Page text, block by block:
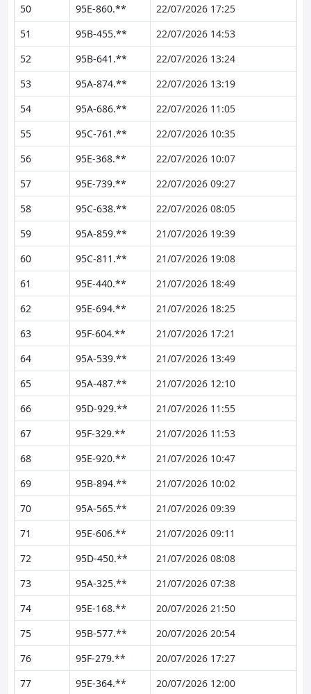
50
95E-860.**
22/07/2026 17:25
51
95B-455.**
22/07/2026 14:53
52
95B-641.**
22/07/2026 13:24
53
95A-874.**
22/07/2026 13:19
54
95A-686.**
22/07/2026 11:05
55
95C-761.**
22/07/2026 10:35
56
95E-368.**
22/07/2026 10:07
57
95E-739.**
22/07/2026 09:27
58
95C-638.**
22/07/2026 08:05
59
95A-859.**
21/07/2026 19:39
60
95C-811.**
21/07/2026 19:08
61
95E-440.**
21/07/2026 18:49
62
95E-694.**
21/07/2026 18:25
63
95F-604.**
21/07/2026 17:21
64
95A-539.**
21/07/2026 13:49
65
95A-487.**
21/07/2026 12:10
66
95D-929.**
21/07/2026 11:55
67
95F-329.**
21/07/2026 11:53
68
95E-920.**
21/07/2026 10:47
69
95B-894.**
21/07/2026 10:02
70
95A-565.**
21/07/2026 09:39
71
95E-606.**
21/07/2026 09:11
72
95D-450.**
21/07/2026 08:08
73
95A-325.**
21/07/2026 07:38
74
95E-168.**
20/07/2026 21:50
75
95B-577.**
20/07/2026 20:54
76
95F-279.**
20/07/2026 17:27
77
95E-364.** 20/07/2026 12:00